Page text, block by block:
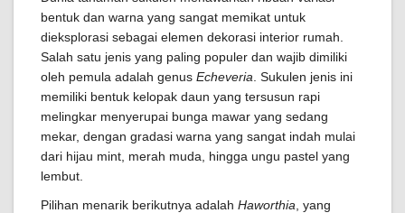
bentuk dan warna yang sangat memikat untuk
dieksplorasi sebagai elemen dekorasi interior rumah.
Salah satu jenis yang paling populer dan wajib dimiliki
oleh pemula adalah genus Echeveria . Sukulen jenis ini
memiliki bentuk kelopak daun yang tersusun rapi
melingkar menyerupai bunga mawar yang sedang
mekar, dengan gradasi warna yang sangat indah mulai
dari hijau mint, merah muda, hingga ungu pastel yang
lembut.
Pilihan menarik berikutnya adalah Haworthia , yang